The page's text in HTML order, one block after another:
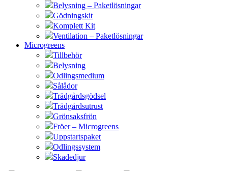
Belysning – Paketlösningar
Gödningskit
Komplett Kit
Ventilation – Paketlösningar
Microgreens
Tillbehör
Belysning
Odlingsmedium
Sålådor
Trädgårdsgödsel
Trädgårdsutrust
Grönsaksfrön
Fröer – Microgreens
Uppstartspaket
Odlingssystem
Skadedjur